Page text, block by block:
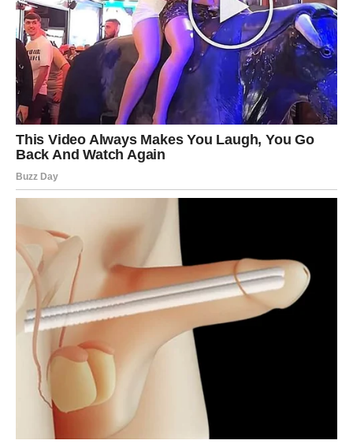
postaje predvidiva.
U ljubavi, partner može pokazati ozbiljnost i želju za
budućnošću. To će vam dati osećaj sigurnosti.
Vaša mala radost biće u tome što shvatate da sav trud ima
smisla. I da se polako, ali sigurno, približavate cilju.
VODOLIJA
Vodolije krajem februara dobijaju inspiraciju. Nova ideja,
kreativni projekat ili zanimljiv razgovor probudiće vam
entuzijazam. Osetićete da dolazi nova faza.
U ljubavi, može se pojaviti osoba koja vas intrigira. U
poslu, nova mogućnost koja vas tera da razmišljate
drugačije.
Vaša radost biće u buđenju nade. U osećaju da niste
zaglavljeni – već na pragu promene.